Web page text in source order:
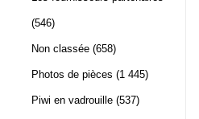
(546)
Non classée (658)
Photos de pièces (1 445)
Piwi en vadrouille (537)